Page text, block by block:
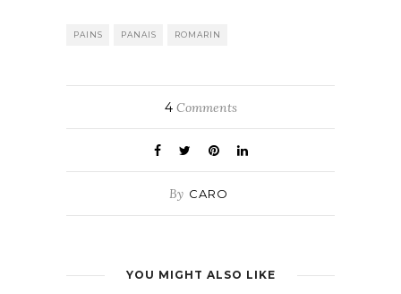
PAINS PANAIS ROMARIN
4Comments
By CARO
YOU MIGHT ALSO LIKE